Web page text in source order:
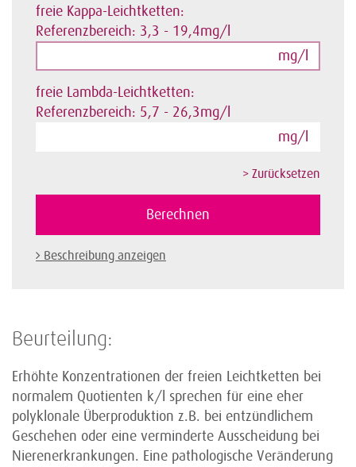
freie Kappa-Leichtketten:
Referenzbereich: 3,3 - 19,4mg/l
mg/l
freie Lambda-Leichtketten:
Referenzbereich: 5,7 - 26,3mg/l
mg/l
Beschreibung anzeigen
Beurteilung:
Erhöhte Konzentrationen der freien Leichtketten bei
normalem Quotienten k/l sprechen für eine eher
polyklonale Überproduktion z.B. bei entzündlichem
Geschehen oder eine verminderte Ausscheidung bei
Nierenerkrankungen. Eine pathologische Veränderung